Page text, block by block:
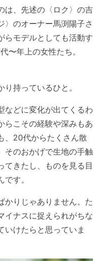
は、先述の〈ロク〉の吉
〉のオーナー馬渕陽子さ
らモデルとしても活動す
〜年上の女性たち。
り持っているひと。
などに変化が出てくるわ
らこその経験や深みもあ
、20代からたくさん散
そのおかげで生地の手触
てきたし、ものを見る目
す。
かりじゃありません。た
イナスに捉えられがちな
いけたらと思っていま